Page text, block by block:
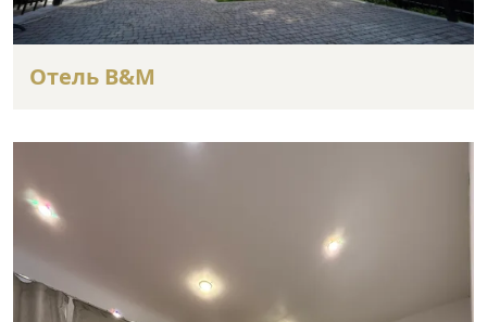
Отель B&M